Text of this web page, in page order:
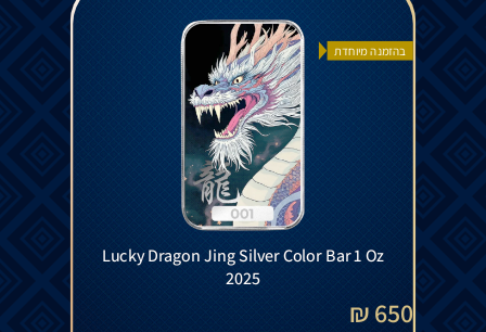
בהזמנה מיוחדת
Lucky Dragon Jing Silver Color Bar 1 Oz
2025
650 ₪